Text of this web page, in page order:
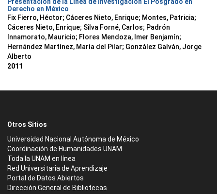
Derecho en México
Fix Fierro, Héctor; Cáceres Nieto, Enrique; Montes, Patricia;
Cáceres Nieto, Enrique; Silva Forné, Carlos; Padrón
Innamorato, Mauricio; Flores Mendoza, Imer Benjamín;
Hernández Martínez, María del Pilar; González Galván, Jorge
Alberto
2011
Otros Sitios
Universidad Nacional Autónoma de México
Coordinación de Humanidades UNAM
Toda la UNAM en línea
Red Universitaria de Aprendizaje
Portal de Datos Abiertos
Dirección General de Bibliotecas